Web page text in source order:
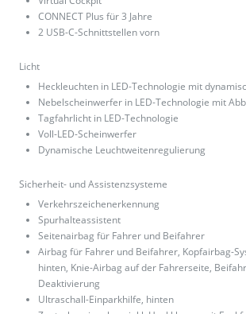
CONNECT Plus für 3 Jahre
2 USB-C-Schnittstellen vorn
Licht
Heckleuchten in LED-Technologie mit
Nebelscheinwerfer in LED-Technologie mit
Tagfahrlicht in LED-Technologie
Voll-LED-Scheinwerfer
Dynamische Leuchtweitenregulierung
Sicherheit- und Assistenzsysteme
Verkehrszeichenerkennung
Spurhalteassistent
Seitenairbag für Fahrer und Beifahrer
Airbag für Fahrer und Beifahrer, Kopfairbag-
hinten, Knie-Airbag auf der Fahrerseite,
Deaktivierung
Ultraschall-Einparkhilfe, hinten